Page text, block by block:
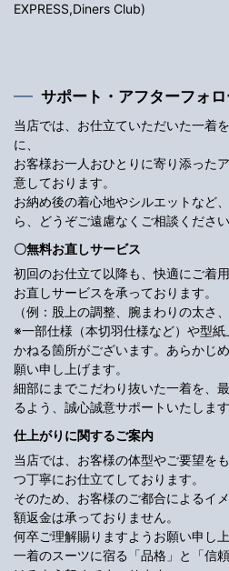
EXPRESS,Diners Club)
サポート・アフターフォ
当店では、お仕立ていただいた一着
に、
お客様お一人おひとりに寄り添った
意しております。
お納め後の着心地やシルエットなど
ら、どうぞご遠慮なくご相談ください
〇無料お直しサービス
初回のお仕立て以降も、快適にご着
お直しサービスを承っております。
（例：股上の調整、腕まわりの太さ
※一部仕様（本切羽仕様など）や型
かねる箇所がございます。あらかじ
願い申し上げます。
細部にまでこだわり抜いた一着を、
るよう、誠心誠意サポートいたします
仕上がりに関するご案内
当店では、お客様の体型やご要望を
つ丁寧にお仕立てしております。
そのため、お客様のご都合によるイ
額返金は承っておりません。
何卒ご理解賜りますようお願い申し上
一着のスーツに宿る「品格」と「信